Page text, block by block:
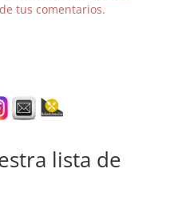
tus comentarios.
lista de